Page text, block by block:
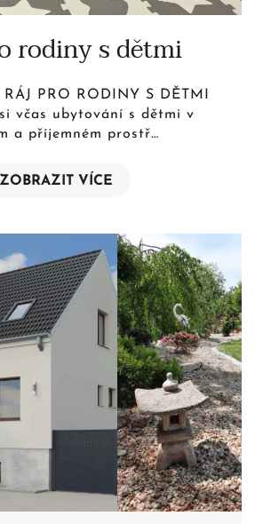
rodiny s dětmi
PRO RODINY S DĚTMI
včas ubytování s dětmi v
a příjemném prostř…
ZOBRAZIT VÍCE